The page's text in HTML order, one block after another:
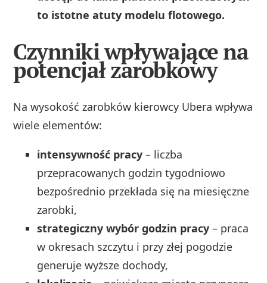
to istotne atuty modelu flotowego.
Czynniki wpływające na
potencjał zarobkowy
Na wysokość zarobków kierowcy Ubera wpływa
wiele elementów:
intensywność pracy – liczba
przepracowanych godzin tygodniowo
bezpośrednio przekłada się na miesięczne
zarobki,
strategiczny wybór godzin pracy – praca
w okresach szczytu i przy złej pogodzie
generuje wyższe dochody,